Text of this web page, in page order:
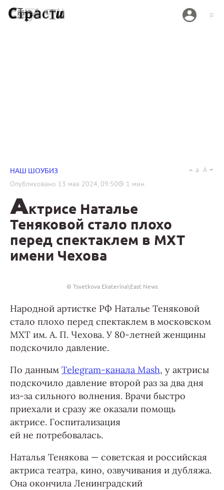
НАШ ШОУБИЗ
Опубликовано 13 мая 2024, 09:50 1 мин.
a A
Актрисе Наталье
Теняковой стало плохо
перед спектаклем в МХТ
имени Чехова
© Tsvetkova Ekaterina\East News
Народной артистке РФ Наталье Теняковой
стало плохо перед спектаклем в московском
МХТ им. А. П. Чехова. У 80-летней женщины
подскочило давление.
По данным Telegram-канала Mash, у актрисы
подскочило давление второй раз за два дня
из-за сильного волнения. Врачи быстро
приехали и сразу же оказали помощь
актрисе. Госпитализация
ей не потребовалась.
Наталья Тенякова — советская и российская
актриса театра, кино, озвучивания и дубляжа.
Она окончила Ленинградский